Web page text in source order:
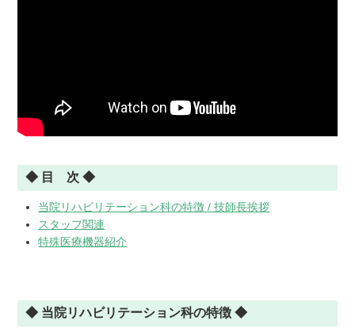
◆ 目 次 ◆
当院リハビリテーション科の特徴 / 技師長挨拶
スタッフ関連
特殊医療機器紹介
◆ 当院リハビリテーション科の特徴 ◆